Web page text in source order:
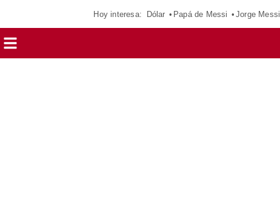
Hoy interesa: Dólar Papá de Messi Jorge Messi